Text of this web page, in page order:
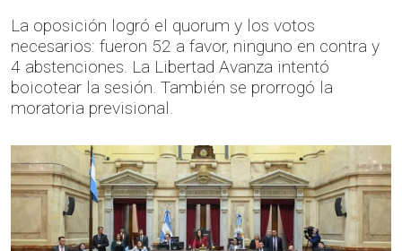
La oposición logró el quorum y los votos
necesarios: fueron 52 a favor, ninguno en contra y
4 abstenciones. La Libertad Avanza intentó
boicotear la sesión. También se prorrogó la
moratoria previsional.